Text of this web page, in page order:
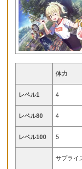
体力
レベル1 4
レベル80 4
レベル100 5
サプライ